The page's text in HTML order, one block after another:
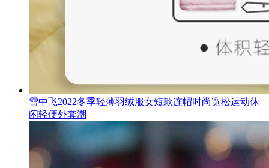
雪中飞2022冬季轻薄羽绒服女短款连帽时尚宽松运动休
闲轻便外套潮